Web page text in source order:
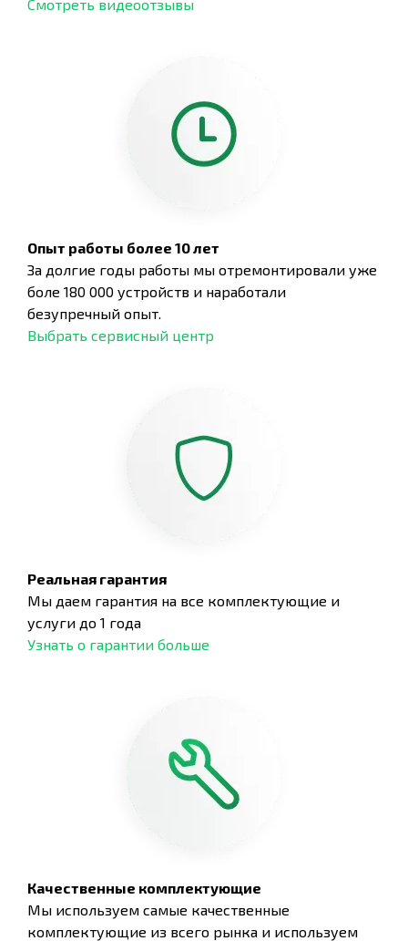
Смотреть видеоотзывы
Опыт работы более 10 лет
За долгие годы работы мы отремонтировали уже
боле 180 000 устройств и наработали
безупречный опыт.
Выбрать сервисный центр
Реальная гарантия
Мы даем гарантия на все комплектующие и
услуги до 1 года
Узнать о гарантии больше
Качественные комплектующие
Мы используем самые качественные
комплектующие из всего рынка и используем